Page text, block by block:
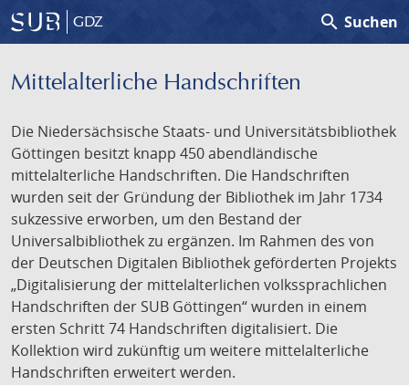
GDZ search Suchen
Mittelalterliche Handschriften
Die Niedersächsische Staats- und Universitätsbibliothek
Göttingen besitzt knapp 450 abendländische
mittelalterliche Handschriften. Die Handschriften
wurden seit der Gründung der Bibliothek im Jahr 1734
sukzessive erworben, um den Bestand der
Universalbibliothek zu ergänzen. Im Rahmen des von
der Deutschen Digitalen Bibliothek geförderten Projekts
„Digitalisierung der mittelalterlichen volkssprachlichen
Handschriften der SUB Göttingen“ wurden in einem
ersten Schritt 74 Handschriften digitalisiert. Die
Kollektion wird zukünftig um weitere mittelalterliche
Handschriften erweitert werden.